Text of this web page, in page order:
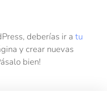
deberías ir atu
y crear nuevas
bien!